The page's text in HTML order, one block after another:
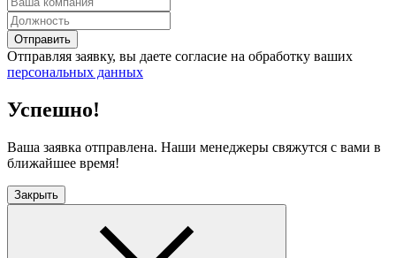
Отправить
Отправляя заявку, вы даете согласие на обработку ваших
персональных данных
Успешно!
Ваша заявка отправлена. Наши менеджеры свяжутся с вами в
ближайшее время!
Закрыть